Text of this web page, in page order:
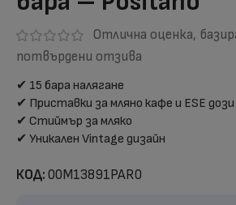
Отлична оценка,
потвърдени отзива
✔ 15 бара налягане
✔ Приставки за мляно кафе и ESE дози
✔ Стиймър за мляко
✔ Уникален Vintage дизайн
КОД: 00M13891PAR0